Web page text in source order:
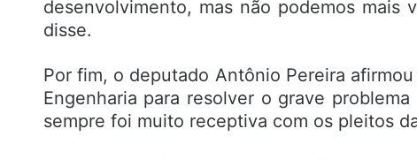
desenvolvimento, mas não podemos mais
disse.
Por fim, o deputado Antônio Pereira
Engenharia para resolver o grave
sempre foi muito receptiva com os pleitos